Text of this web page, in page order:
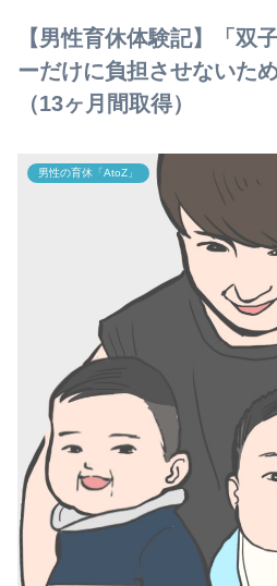
【男性育休体験記】「双
ーだけに負担させないた
（13ヶ月間取得）
男性の育休「AtoZ」